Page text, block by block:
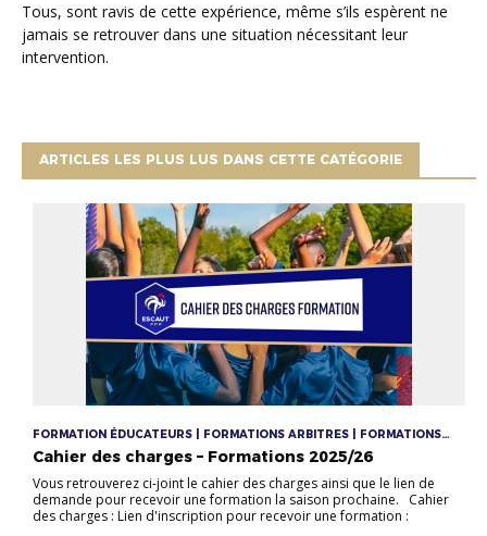
Tous, sont ravis de cette expérience, même s’ils espèrent ne
jamais se retrouver dans une situation nécessitant leur
intervention.
ARTICLES LES PLUS LUS DANS CETTE CATÉGORIE
FORMATION ÉDUCATEURS | FORMATIONS ARBITRES | FORMATIONS
DIRIGEANTS
Cahier des charges – Formations 2025/26
Vous retrouverez ci-joint le cahier des charges ainsi que le lien de
demande pour recevoir une formation la saison prochaine. Cahier
des charges : Lien d'inscription pour recevoir une formation :